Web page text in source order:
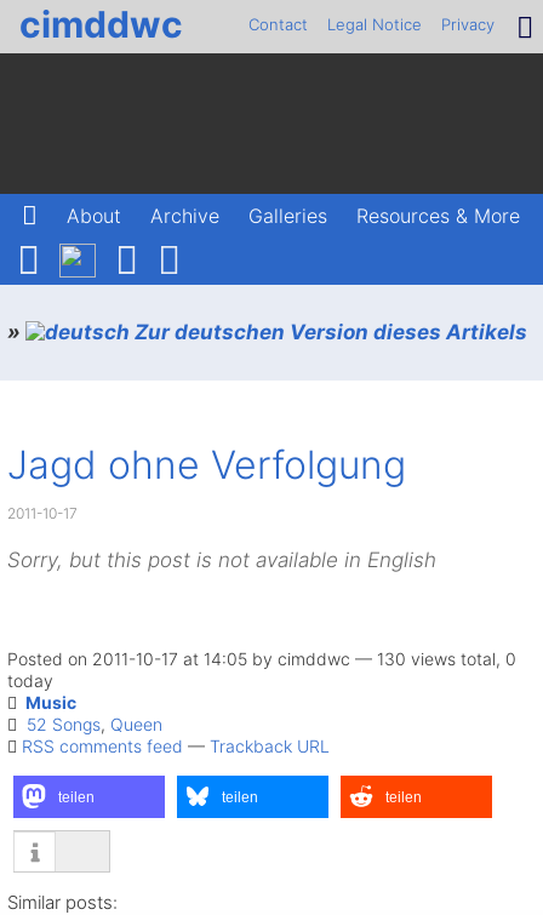
cimddwc Contact Legal Notice Privacy
About Archive Galleries Resources & More
» Zur deutschen Version dieses Artikels
Jagd ohne Verfolgung
2011-10-17
Sorry, but this post is not available in English
Posted on 2011-10-17 at 14:05 by cimddwc — 130 views total, 0
today
Music
52 Songs, Queen
RSS comments feed — Trackback URL
teilen teilen teilen
Similar posts: